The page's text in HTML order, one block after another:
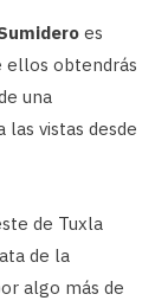
es
ellos obtendrás
una
vistas desde
de Tuxla
de la
algo más de